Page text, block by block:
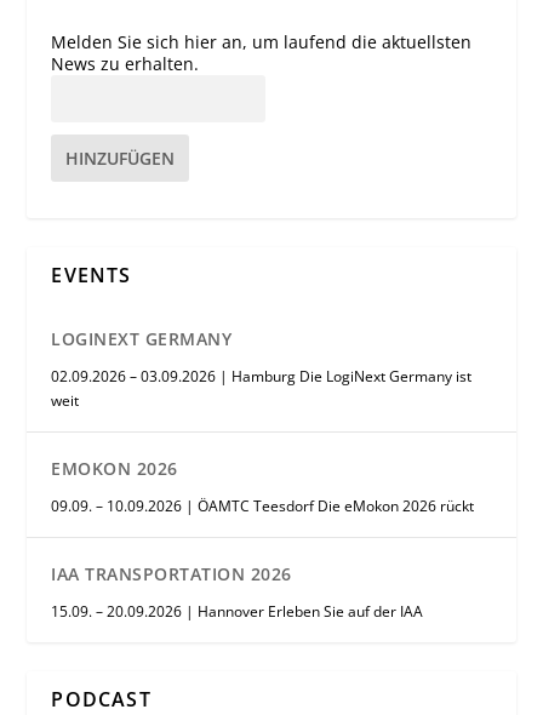
Melden Sie sich hier an, um laufend die aktuellsten
News zu erhalten.
HINZUFÜGEN
EVENTS
LOGINEXT GERMANY
02.09.2026 – 03.09.2026 | Hamburg Die LogiNext Germany ist
weit
EMOKON 2026
09.09. – 10.09.2026 | ÖAMTC Teesdorf Die eMokon 2026 rückt
IAA TRANSPORTATION 2026
15.09. – 20.09.2026 | Hannover Erleben Sie auf der IAA
PODCAST